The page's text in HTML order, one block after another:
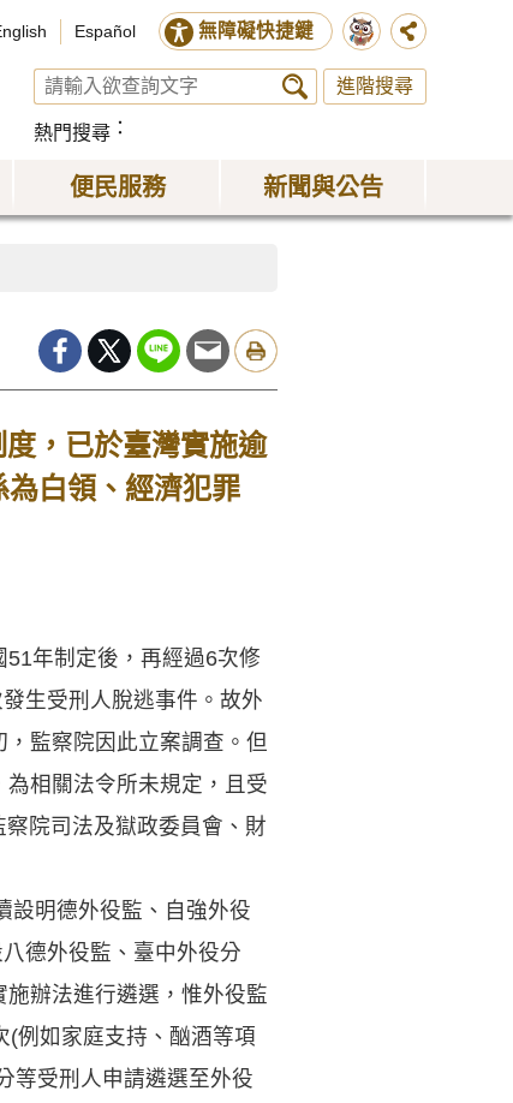
Español 無障礙快捷鍵
進階搜尋
熱門搜尋
便民服務 新聞與公告
，已於臺灣實施逾
白領、經濟犯罪
年制定後，再經過6次修
生受刑人脫逃事件。故外
監察院因此立案調查。但
相關法令所未規定，且受
院司法及獄政委員會、財
設明德外役監、自強外役
德外役監、臺中外役分
辦法進行遴選，惟外役監
(例如家庭支持、酗酒等項
等受刑人申請遴選至外役